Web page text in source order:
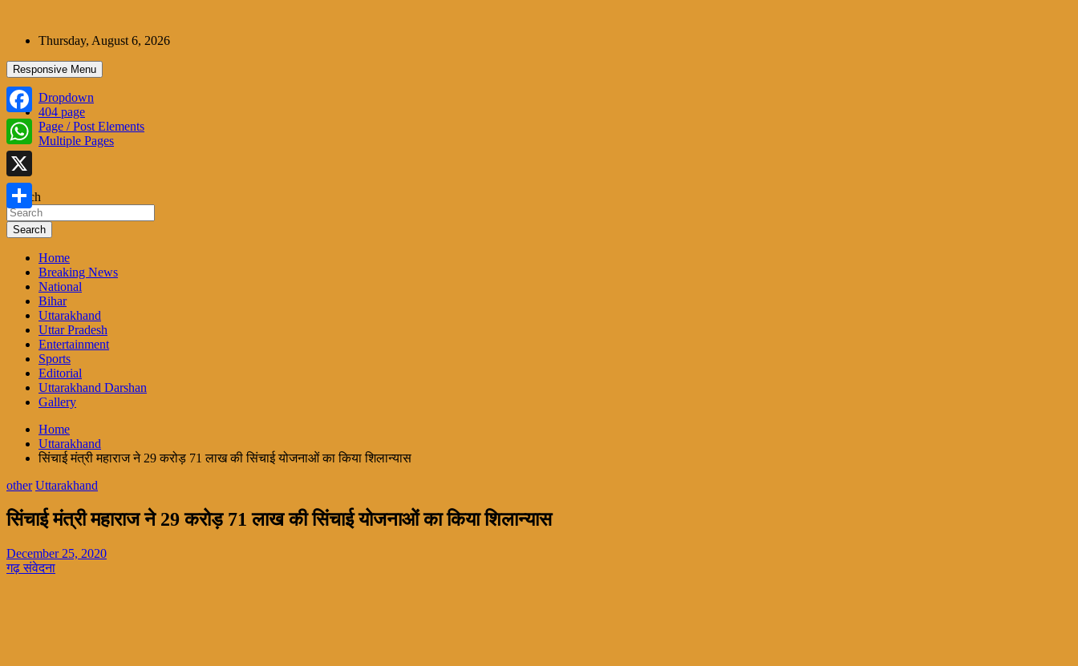
contentThursday, August 6, 2026
Responsive Menu
Dropdown
404 page
Page / Post Elements
Multiple Pages
Search
Search
Home
Breaking News
National
Bihar
Uttarakhand
Uttar Pradesh
Entertainment
Sports
Editorial
Uttarakhand Darshan
Gallery
Home
Uttarakhand
सिंचाई मंत्री महाराज ने 29 करोड़ 71 लाख की सिंचाई योजनाओं का किया शिलान्यास
other Uttarakhand
सिंचाई मंत्री महाराज ने 29 करोड़ 71 लाख की सिंचाई योजनाओं का किया शिलान्यास
December 25, 2020
गढ़ संवेदना
Facebook
WhatsApp
X
Share